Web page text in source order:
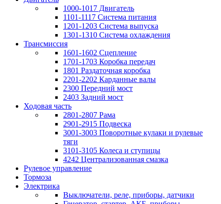
1000-1017 Двигатель
1101-1117 Система питания
1201-1203 Система выпуска
1301-1310 Система охлаждения
Трансмиссия
1601-1602 Сцепление
1701-1703 Коробка передач
1801 Раздаточная коробка
2201-2202 Карданные валы
2300 Передний мост
2403 Задний мост
Ходовая часть
2801-2807 Рама
2901-2915 Подвеска
3001-3003 Поворотные кулаки и рулевые
тяги
3101-3105 Колеса и ступицы
4242 Централизованная смазка
Рулевое управление
Тормоза
Электрика
Выключатели, реле, приборы, датчики